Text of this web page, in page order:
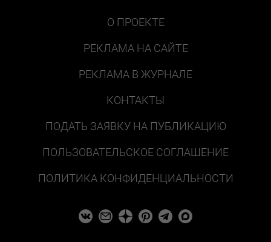
О ПРОЕКТЕ
РЕКЛАМА НА САЙТЕ
РЕКЛАМА В ЖУРНАЛЕ
КОНТАКТЫ
ПОДАТЬ ЗАЯВКУ НА ПУБЛИКАЦИЮ
ПОЛЬЗОВАТЕЛЬСКОЕ СОГЛАШЕНИЕ
ПОЛИТИКА КОНФИДЕНЦИАЛЬНОСТИ